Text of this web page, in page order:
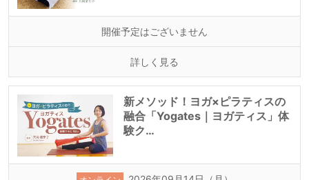
開催予定はございません
詳しく見る
新メソッド！ヨガ×ピラティスの
融合「Yogates｜ヨガティス」体
験ク…